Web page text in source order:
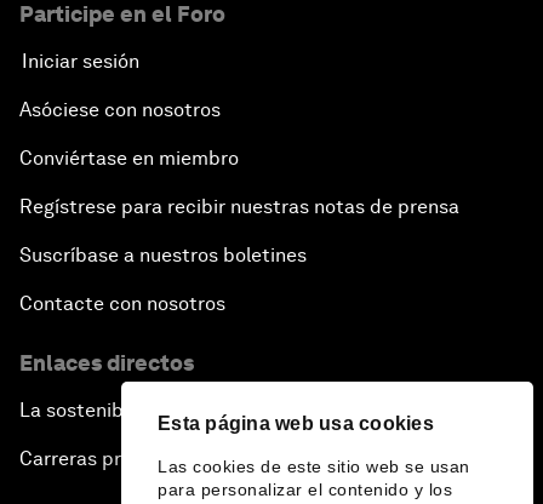
Esta página web usa cookies
Las cookies de este sitio web se usan
para personalizar el contenido y los
Participe en el Foro
Iniciar sesión
Asóciese con nosotros
Conviértase en miembro
Regístrese para recibir nuestras notas de prensa
Suscríbase a nuestros boletines
Contacte con nosotros
Enlaces directos
La sostenibilidad en el Foro
Carreras profesionales